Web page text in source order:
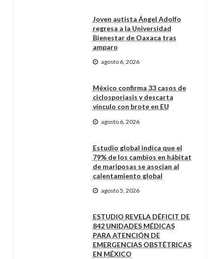
Joven autista Ángel Adolfo
regresa a la Universidad
Bienestar de Oaxaca tras
amparo
agosto 6, 2026
México confirma 33 casos de
ciclosporiasis y descarta
vínculo con brote en EU
agosto 6, 2026
Estudio global indica que el
79% de los cambios en hábitat
de mariposas se asocian al
calentamiento global
agosto 5, 2026
ESTUDIO REVELA DÉFICIT DE
842 UNIDADES MÉDICAS
PARA ATENCIÓN DE
EMERGENCIAS OBSTÉTRICAS
EN MÉXICO